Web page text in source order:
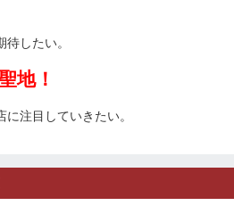
したい。
地！
注目していきたい。